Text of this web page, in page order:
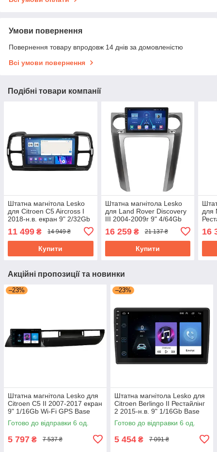
Умови повернення
Повернення товару впродовж 14 днів за домовленістю
Всі умови повернення
Подібні товари компанії
Штатна магнітола Lesko
для Citroen C5 Aircross I
2018-н.в. екран 9" 2/32Gb
Prime
11 499 ₴ 14 949 ₴
Купити
Штатна магнітола Lesko
для Land Rover Discovery
III 2004-2009г 9" 4/64Gb
ровер Дискавері
16 259₴ 21 137 ₴
Купити
для
16
Акційні пропозиції та новинки
–23%
Штатна магнітола Lesko для
Citroen C5 II 2007-2017 екран
9" 1/16Gb Wi-Fi GPS Base
Сітроен
Готово до відправки 6 од.
5 797 ₴ 7 537 ₴
–23%
Штатна магнітола Lesko для
Citroen Berlingo II Рестайлінг
2 2015-н.в. 9" 1/16Gb Base
Wi-Fi Android Берлінго
Готово до відправки 6 од.
5 454 ₴ 7 091 ₴